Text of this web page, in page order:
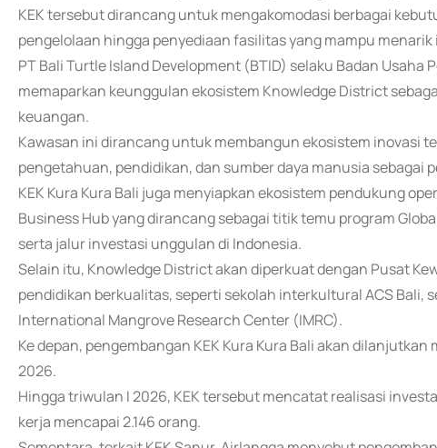
KEK tersebut dirancang untuk mengakomodasi berbagai
pengelolaan hingga penyediaan fasilitas yang mampu menarik
PT Bali Turtle Island Development (BTID) selaku Badan Usaha
memaparkan keunggulan ekosistem Knowledge District
keuangan.
Kawasan ini dirancang untuk membangun ekosistem inovasi
pengetahuan, pendidikan, dan sumber daya manusia sebagai
KEK Kura Kura Bali juga menyiapkan ekosistem pendukung
Business Hub yang dirancang sebagai titik temu program
serta jalur investasi unggulan di Indonesia.
Selain itu, Knowledge District akan diperkuat dengan Pusat
pendidikan berkualitas, seperti sekolah interkultural ACS
International Mangrove Research Center (IMRC).
Ke depan, pengembangan KEK Kura Kura Bali akan
2026.
Hingga triwulan I 2026, KEK tersebut mencatat realisasi
kerja mencapai 2.146 orang.